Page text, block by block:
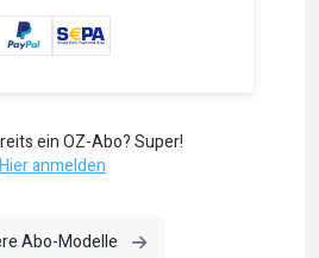
ein OZ-Abo? Super!
Hier anmelden
Abo-Modelle